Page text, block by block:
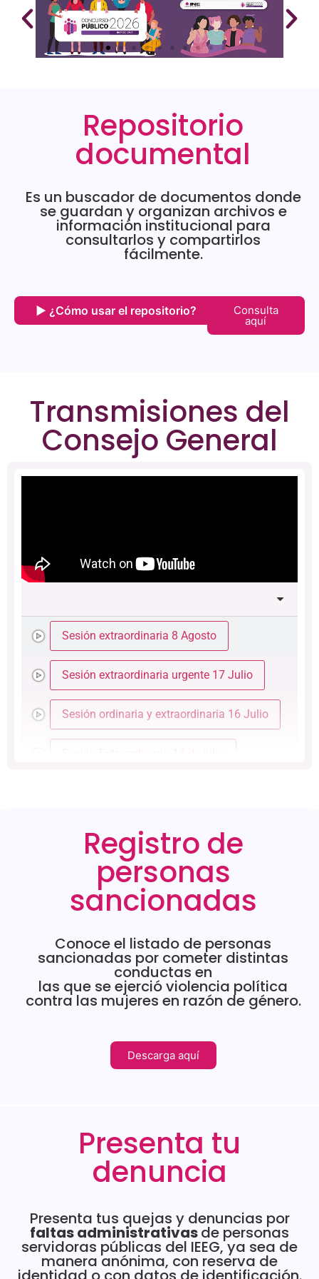
Repositorio
documental
Es un buscador de documentos donde
se guardan y organizan archivos e
información institucional para
consultarlos y compartirlos
fácilmente.
▶ ¿Cómo usar el repositorio? Consulta
aquí
Transmisiones del
Consejo General
Sesión extraordinaria 8 Agosto
Sesión extraordinaria urgente 17 Julio
Sesión ordinaria y extraordinaria 16 Julio
Sesión Extraordinaria 7 de julio
Sesión Extraordinaria urgente 3 de julio
Sesión Extraordinaria 2 de julio
Sesión Ordinaria 30 de junio
Sesión Extraordinaria 23 de junio
Sesión Ordinaria 26 de mayo
Sesión Extraordinaria 11 de mayo
Sesión Extraordinaria 7 de mayo
Sesión Ordinaria 30 de abril
Sesión Extraordinaria 17 de abril
Registro de
personas
sancionadas
Conoce el listado de personas
sancionadas por cometer distintas
conductas en
las que se ejerció violencia política
contra las mujeres en razón de género.
Descarga aquí
Presenta tu
denuncia
Presenta tus quejas y denuncias por
faltas administrativasde personas
servidoras públicas del IEEG, ya sea de
manera anónima, con reserva de